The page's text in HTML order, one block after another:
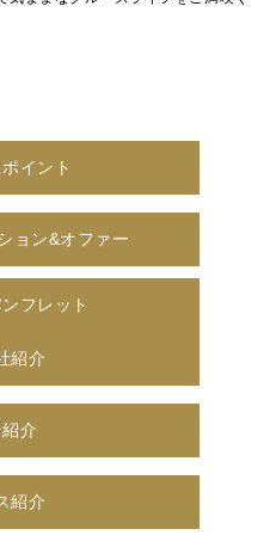
イント
ョン&オファー
フレット
紹介
介
紹介